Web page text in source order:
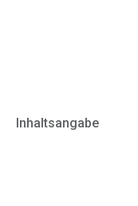
Inhaltsangabe